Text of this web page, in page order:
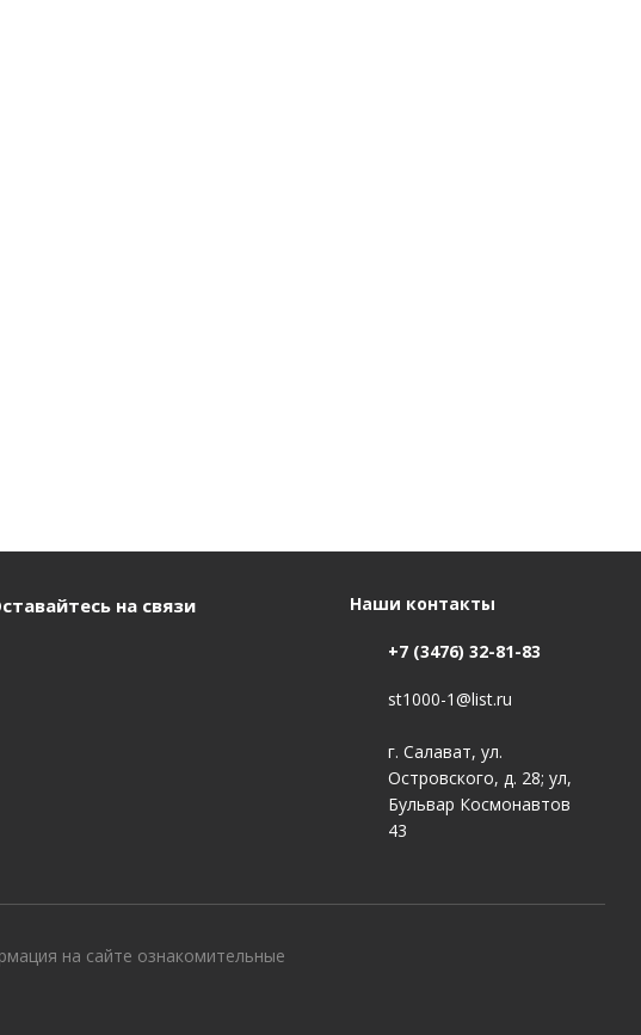
на связи Наши контакты
+7 (3476) 32-81-83
st1000-1@list.ru
г. Салават, ул.
Островского, д. 28; ул,
Бульвар Космонавтов
43
на сайте ознакомительные